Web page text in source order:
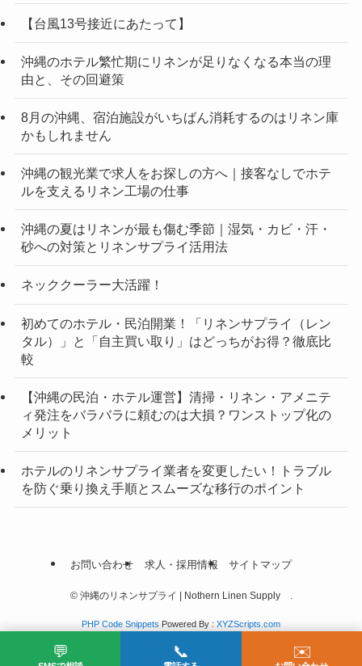
【台風13号接近にあたって】
沖縄のホテル繁忙期にリネンが足りなくなる本当の理
由と、その回避策
8月の沖縄、宿泊施設がいちばん消耗するのはリネン庫
かもしれません
沖縄の観光業で求人をお探しの方へ｜接客なしでホテ
ルを支えるリネン工場の仕事
沖縄の夏はリネンが最も傷む季節｜湿気・カビ・汗・
砂への対策とリネンサプライ活用法
ネッククーラー大活躍！
初めてのホテル・民泊開業！「リネンサプライ（レン
タル）」と「自主買い取り」はどっちがお得？徹底比
較
【沖縄の民泊・ホテル運営】清掃・リネン・アメニテ
ィ発注をバラバラに頼むのは大損？ワンストップ化の
メリット
ホテルのリネンサプライ業者を変更したい！トラブル
を防ぐ乗り換え手順とスムーズな移行のポイント
お問い合わせ 求人・採用情報 サイトマップ
©沖縄のリネンサプライ | Nothern Linen Supply .
PHP Code Snippets Powered By : XYZScripts.com
💬 📞 ✉️